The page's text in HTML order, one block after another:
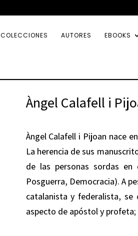
COLECCIONES AUTORES EBOOKS
Àngel Calafell i
Àngel Calafell i Pijoan nace
La herencia de sus
de las personas sordas en
Posguerra, Democracia). A
catalanista y federalista,
aspecto de apóstol y